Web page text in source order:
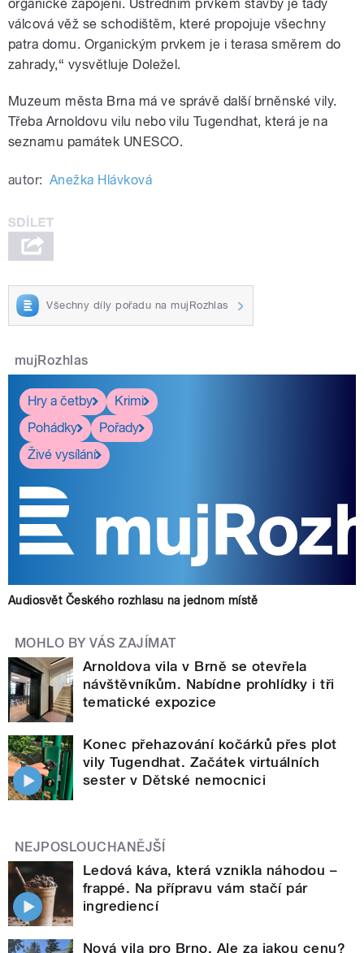
organické zapojení. Ústředním prvkem stavby je tady
válcová věž se schodištěm, které propojuje všechny
patra domu. Organickým prvkem je i terasa směrem do
zahrady,“ vysvětluje Doležel.
Muzeum města Brna má ve správě další brněnské vily.
Třeba Arnoldovu vilu nebo vilu Tugendhat, která je na
seznamu památek UNESCO.
autor: Anežka Hlávková
Všechny díly pořadu na mujRozhlas
mujRozhlas
Hry a četby
Krimi
Pohádky
Pořady
Živé vysílání
Audiosvět Českého rozhlasu na jednom místě
MOHLO BY VÁS ZAJÍMAT
Arnoldova vila v Brně se otevřela
návštěvníkům. Nabídne prohlídky i tři
tematické expozice
Konec přehazování kočárků přes plot
vily Tugendhat. Začátek virtuálních
sester v Dětské nemocnici
NEJPOSLOUCHANĚJŠÍ
Ledová káva, která vznikla náhodou –
frappé. Na přípravu vám stačí pár
ingrediencí
Nová vila pro Brno. Ale za jakou cenu?